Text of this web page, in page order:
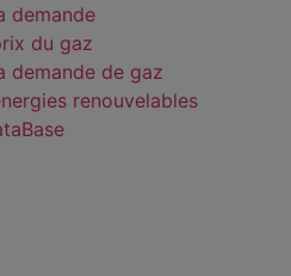
demande
du gaz
demande de gaz
renouvelables